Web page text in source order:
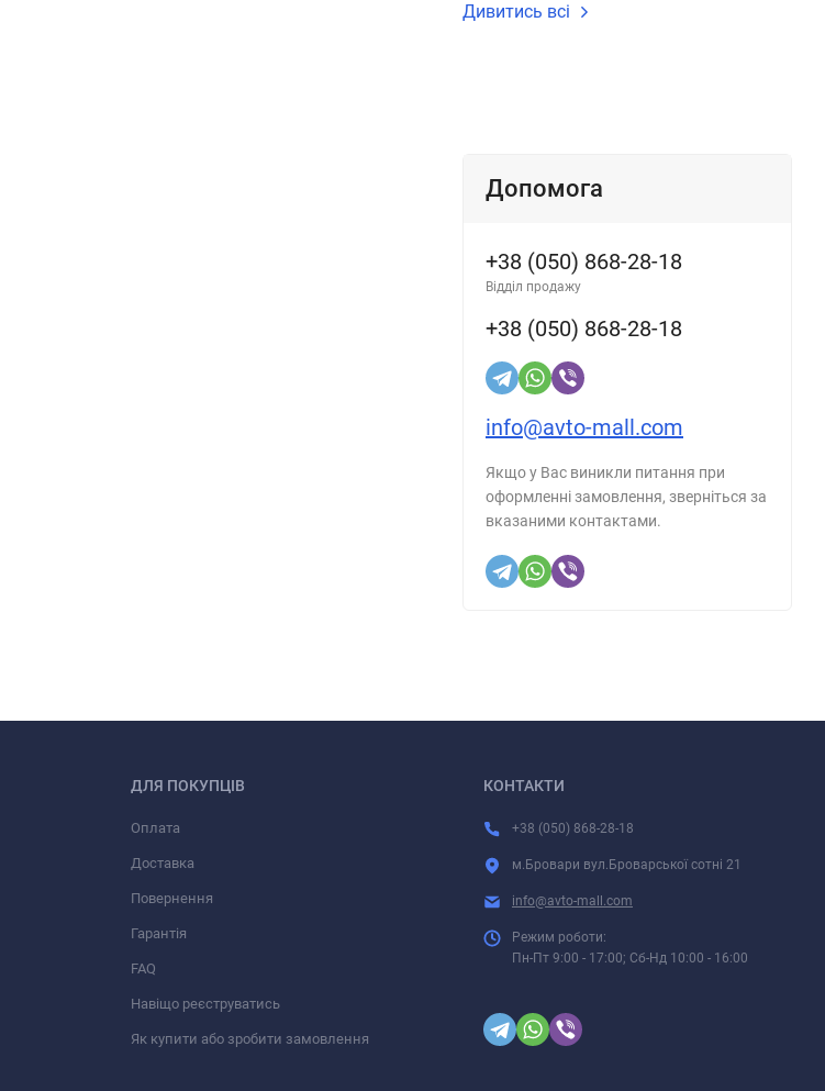
Дивитись всі
Допомога
+38 (050) 868-28-18
Відділ продажу
+38 (050) 868-28-18
info@avto-mall.com
Якщо у Вас виникли питання при
оформленні замовлення, зверніться за
вказаними контактами.
ДЛЯ ПОКУПЦІВ
Оплата
Доставка
Повернення
Гарантія
FAQ
Навіщо реєструватись
Як купити або зробити замовлення
КОНТАКТИ
+38 (050) 868-28-18
м.Бровари вул.Броварської сотні 21
info@avto-mall.com
Режим роботи:
Пн-Пт 9:00 - 17:00; Сб-Нд 10:00 - 16:00